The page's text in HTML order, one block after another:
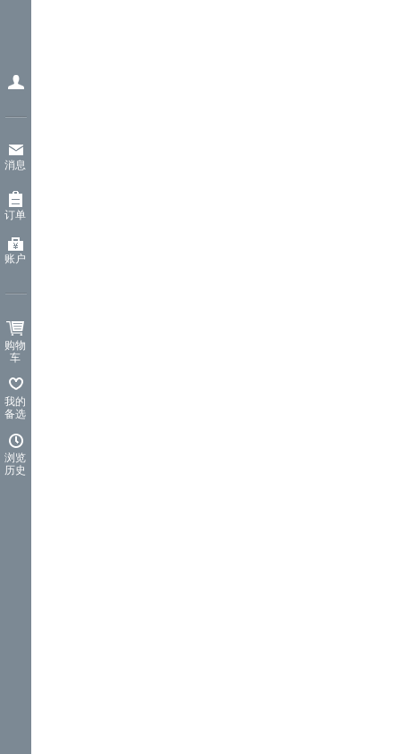
消息
订单
账户
购物
车
我的
备选
浏览
历史